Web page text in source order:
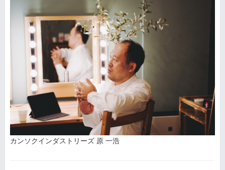
カンソクインダストリーズ 原 一浩